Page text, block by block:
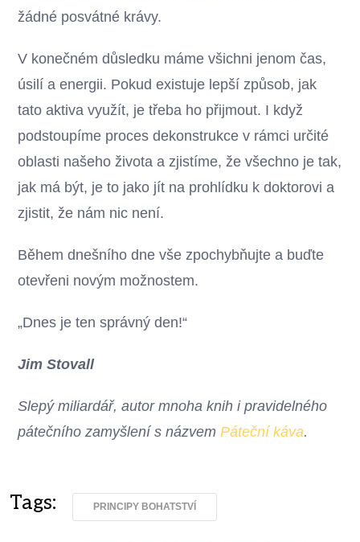
žádné posvátné krávy.
V konečném důsledku máme všichni jenom čas,
úsilí a energii. Pokud existuje lepší způsob, jak
tato aktiva využít, je třeba ho přijmout. I když
podstoupíme proces dekonstrukce v rámci určité
oblasti našeho života a zjistíme, že všechno je tak,
jak má být, je to jako jít na prohlídku k doktorovi a
zjistit, že nám nic není.
Během dnešního dne vše zpochybňujte a buďte
otevřeni novým možnostem.
„Dnes je ten správný den!“
Jim Stovall
Slepý miliardář, autor mnoha knih i pravidelného
pátečního zamyšlení s názvem Páteční káva.
Tags: PRINCIPY BOHATSTVÍ